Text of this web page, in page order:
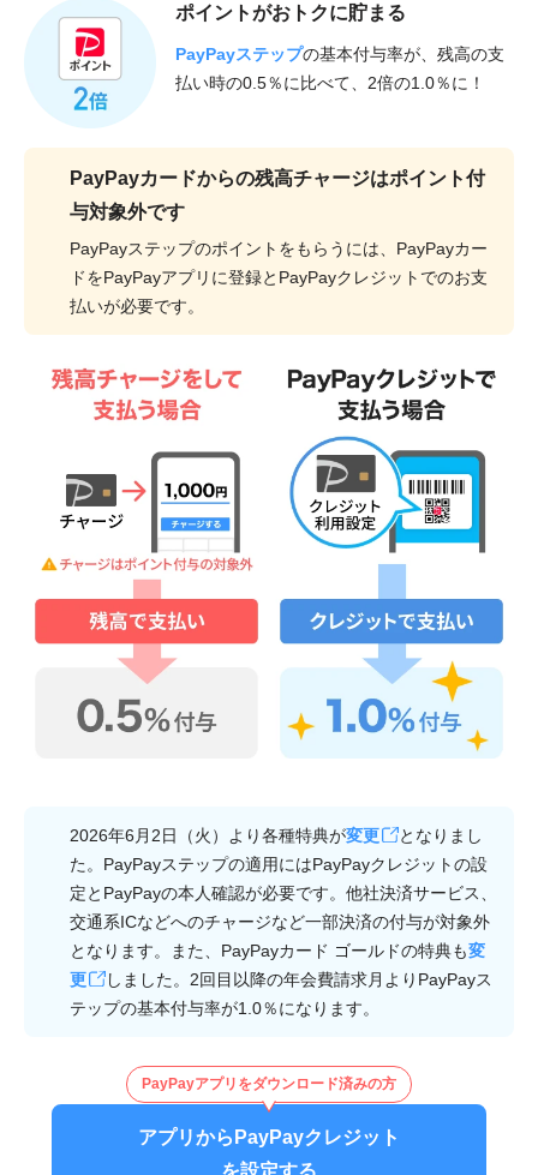
ポイントがおトクに貯まる
PayPayステップの基本付与率が、残高の支
払い時の0.5％に比べて、2倍の1.0％に！
PayPayカードからの残高チャージはポイント付
与対象外です
PayPayステップのポイントをもらうには、PayPayカー
ドをPayPayアプリに登録とPayPayクレジットでのお支
払いが必要です。
2026年6月2日（火）より各種特典が変更
となりまし
た。PayPayステップの適用にはPayPayクレジットの設
定とPayPayの本人確認が必要です。他社決済サービス、
交通系ICなどへのチャージなど一部決済の付与が対象外
となります。また、PayPayカード ゴールドの特典も変
更
しました。2回目以降の年会費請求月よりPayPayス
テップの基本付与率が1.0％になります。
PayPayアプリをダウンロード済みの方
アプリからPayPayクレジット
を設定する